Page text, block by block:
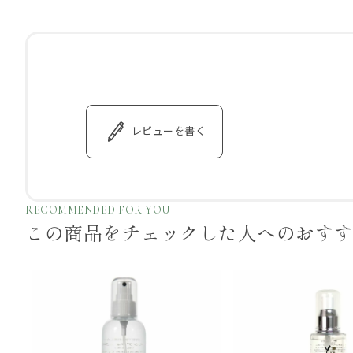
レビューを書く
RECOMMENDED FOR YOU
この商品をチェックした 人へのおす